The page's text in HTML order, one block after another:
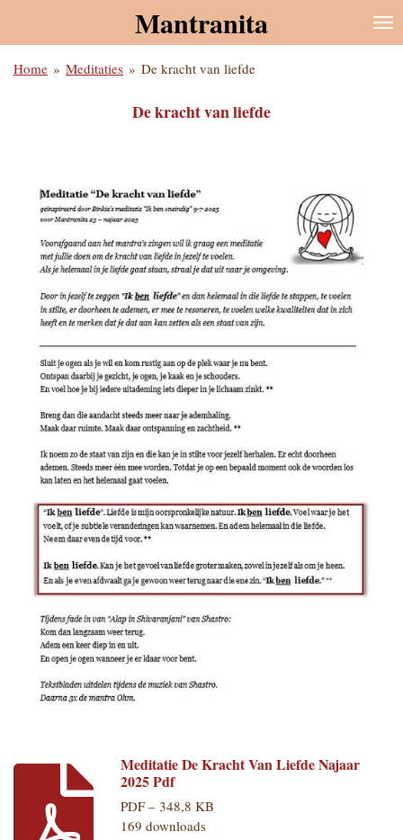
de
Mantranita
Home » Meditaties » De kracht van liefde
De kracht van liefde
Meditatie De Kracht Van Liefde Najaar
2025 Pdf
PDF – 348,8 KB
169 downloads